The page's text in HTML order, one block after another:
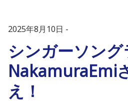
2025年8月10日
シンガーソン
NakamuraEmi
え！